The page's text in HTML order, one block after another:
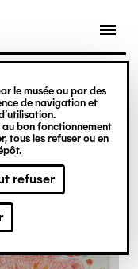
le musée ou par des
de navigation et
au bon fonctionnement
tous les refuser ou en
refuser